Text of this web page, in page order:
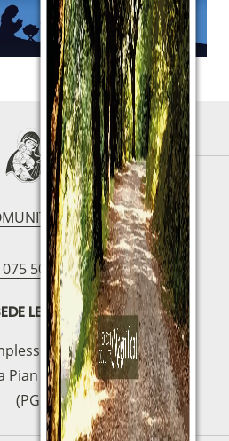
5094797
LEGAL
S.Manno
Pian di Carpine, 63 - 06127
(PG)